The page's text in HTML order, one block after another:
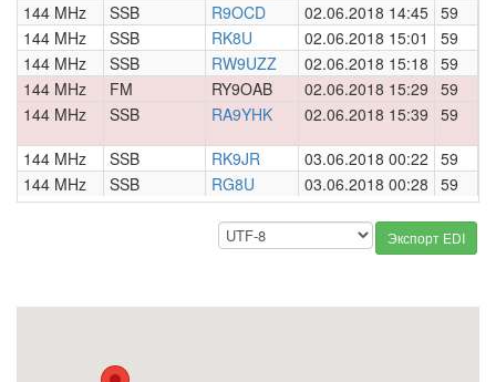
144 MHz
SSB R9OCD 02.06.2018 14:45 59
144 MHz
SSB RK8U 02.06.2018 15:01 59
144 MHz
SSB RW9UZZ 02.06.2018 15:18 59
144 MHz
FM RY9OAB 02.06.2018 15:29 59
144 MHz
SSB RA9YHK 02.06.2018 15:39 59
144 MHz
SSB RK9JR 03.06.2018 00:22 59
144 MHz
SSB RG8U 03.06.2018 00:28 59
Экспорт EDI